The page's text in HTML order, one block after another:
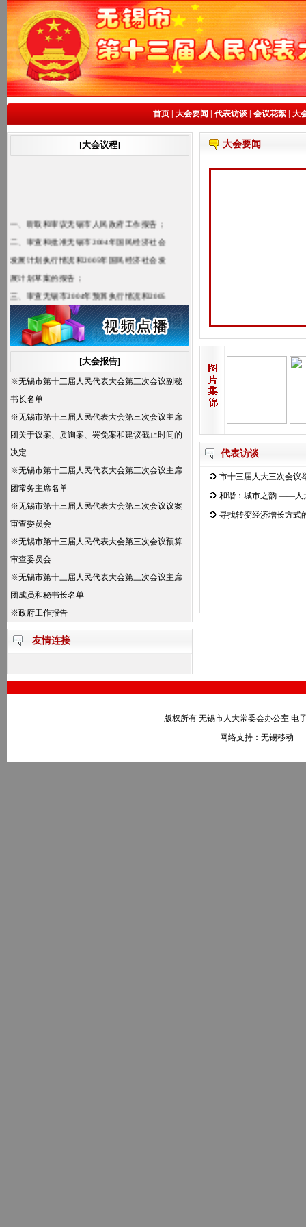
首页 大会要闻 代表访谈 会议花絮 大
[大会议程]
一、听取和审议无锡市人民政府工作报告；
二、审查和批准无锡市2004年国民经济社会
发展计划执行情况和2005年国民经济社会发
展计划草案的报告；
三、审查无锡市2004年预算执行情况和2005
年预算草案的报告，批准无锡市2005年市本
级预算；
四、审议无锡市人民政府关于办理市十三届
人大二次会议代表建议情况的报告；
五、听取和审议无锡市人大常委会工作报
告；
六、听取和审议无锡市中级人民法院工作报
告；
七、听取和审议无锡市人民检察院工作报
告。
[大会报告]
※无锡市第十三届人民代表大会第三次会议副秘
书长名单
※无锡市第十三届人民代表大会第三次会议主席
团关于议案、质询案、罢免案和建议截止时间的
决定
※无锡市第十三届人民代表大会第三次会议主席
团常务主席名单
※无锡市第十三届人民代表大会第三次会议议案
审查委员会
※无锡市第十三届人民代表大会第三次会议预算
审查委员会
※无锡市第十三届人民代表大会第三次会议主席
团成员和秘书长名单
※政府工作报告
友情连接
大会要闻
代表访谈
市十三届人大三次会议
和谐：城市之韵 ——人
寻找转变经济增长方式
版权所有 无锡市人大常委会办公室 电
网络支持：无锡移动